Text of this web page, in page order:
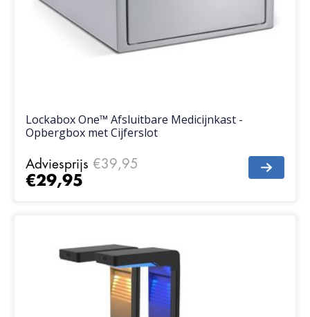
Lockabox One™ Afsluitbare Medicijnkast -
Opbergbox met Cijferslot
Adviesprijs €39,95
€29,95